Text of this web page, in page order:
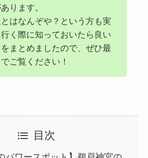
ります。
はなんぞや？という方も実
く際に知っておいたら良い
まとめましたので、ぜひ最
ご覧ください！
目次